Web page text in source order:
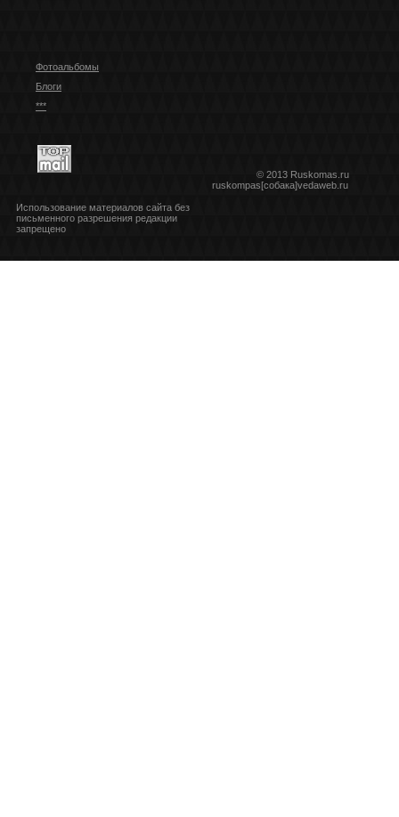
Фотоальбомы
Блоги
***
© 2013 Ruskomas.ru
ruskompas[собака]vedaweb.ru
Использование материалов сайта без
письменного разрешения редакции
запрещено